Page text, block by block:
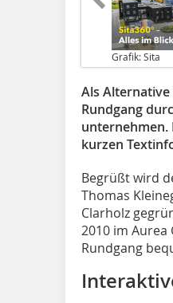
Grafik: Sita
Als
Rundgang
unternehmen.
kurzen
Begrüßt wird
Thomas
Clarholz
2010 im
Rundgang